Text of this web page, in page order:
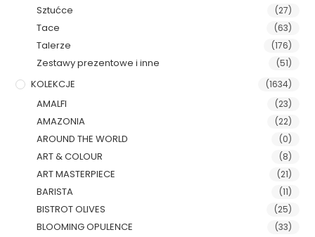
Sztućce (27)
Tace (63)
Talerze (176)
Zestawy prezentowe i inne (51)
KOLEKCJE (1634)
AMALFI (23)
AMAZONIA (22)
AROUND THE WORLD (0)
ART & COLOUR (8)
ART MASTERPIECE (21)
BARISTA (11)
BISTROT OLIVES (25)
BLOOMING OPULENCE (33)